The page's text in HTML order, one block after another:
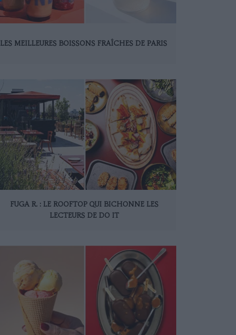
LES MEILLEURES BOISSONS FRAÎCHES DE PARIS
FUGA R. : LE ROOFTOP QUI BICHONNE LES
LECTEURS DE DO IT